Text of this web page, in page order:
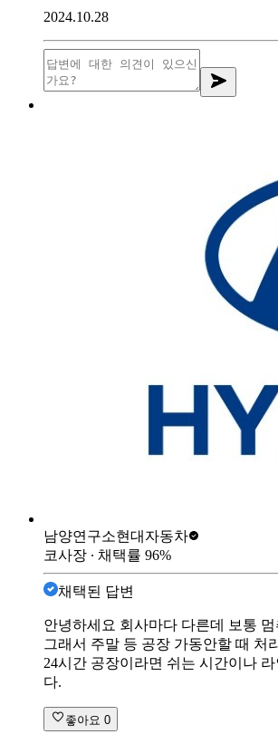
2024.10.28
남양연구소현대자동차
코사장 ∙ 채택률 96%
채택된 답변
안녕하세요 회사마다 다른데 보통
그래서 주말 등 공장 가동안할 때 처
24시간 공장이라면 쉬는 시간이나
다.
좋아요 0